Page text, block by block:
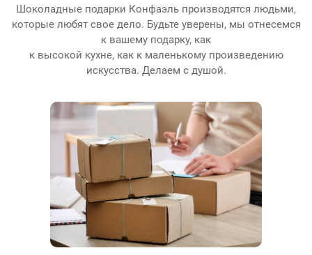
Шоколадные подарки Конфаэль производятся людьми,
которые любят свое дело. Будьте уверены, мы отнесемся
к вашему подарку, как
к высокой кухне, как к маленькому произведению
искусства. Делаем с душой.